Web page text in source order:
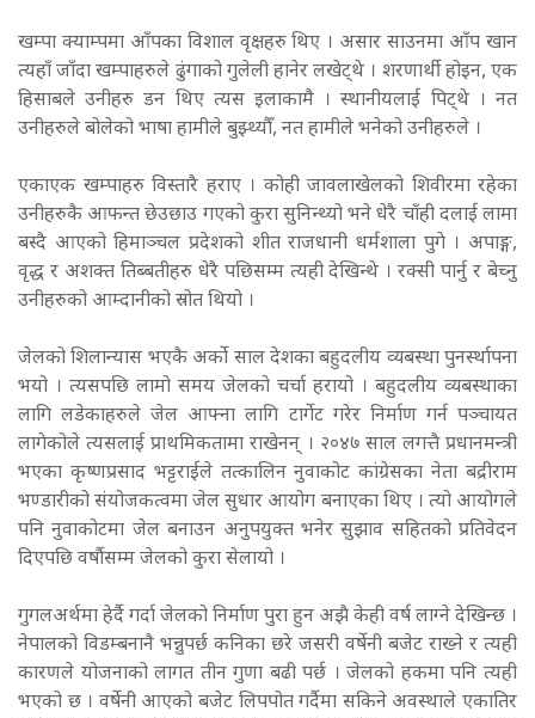
खम्पा क्याम्पमा आँपका विशाल वृक्षहरु थिए । असार साउनमा आँप खान
त्यहाँ जाँदा खम्पाहरुले ढुंगाको गुलेली हानेर लखेट्थे । शरणार्थी होइन, एक
हिसाबले उनीहरु डन थिए त्यस इलाकामै । स्थानीयलाई पिट्थे । नत
उनीहरुले बोलेको भाषा हामीले बुझ्थ्यौँ, नत हामीले भनेको उनीहरुले ।
एकाएक खम्पाहरु विस्तारै हराए । कोही जावलाखेलको शिवीरमा रहेका
उनीहरुकै आफन्त छेउछाउ गएको कुरा सुनिन्थ्यो भने धेरै चाँही दलाई लामा
बस्दै आएको हिमाञ्चल प्रदेशको शीत राजधानी धर्मशाला पुगे । अपाङ्ग,
वृद्ध र अशक्त तिब्बतीहरु धेरै पछिसम्म त्यही देखिन्थे । रक्सी पार्नु र बेच्नु
उनीहरुको आम्दानीको स्रोत थियो ।
जेलको शिलान्यास भएकै अर्को साल देशका बहुदलीय व्यबस्था पुनर्स्थापना
भयो । त्यसपछि लामो समय जेलको चर्चा हरायो । बहुदलीय व्यबस्थाका
लागि लडेकाहरुले जेल आफ्ना लागि टार्गेट गरेर निर्माण गर्न पञ्चायत
लागेकोले त्यसलाई प्राथमिकतामा राखेनन् । २०४७ साल लगत्तै प्रधानमन्त्री
भएका कृष्णप्रसाद भट्टराईले तत्कालिन नुवाकोट कांग्रेसका नेता बद्रीराम
भण्डारीको संयोजकत्वमा जेल सुधार आयोग बनाएका थिए । त्यो आयोगले
पनि नुवाकोटमा जेल बनाउन अनुपयुक्त भनेर सुझाव सहितको प्रतिवेदन
दिएपछि वर्षौसम्म जेलको कुरा सेलायो ।
गुगलअर्थमा हेर्दै गर्दा जेलको निर्माण पुरा हुन अझै केही वर्ष लाग्ने देखिन्छ ।
नेपालको विडम्बनानै भन्नुपर्छ कनिका छरे जसरी वर्षेनी बजेट राख्ने र त्यही
कारणले योजनाको लागत तीन गुणा बढी पर्छ । जेलको हकमा पनि त्यही
भएको छ । वर्षेनी आएको बजेट लिपपोत गर्दैमा सकिने अवस्थाले एकातिर